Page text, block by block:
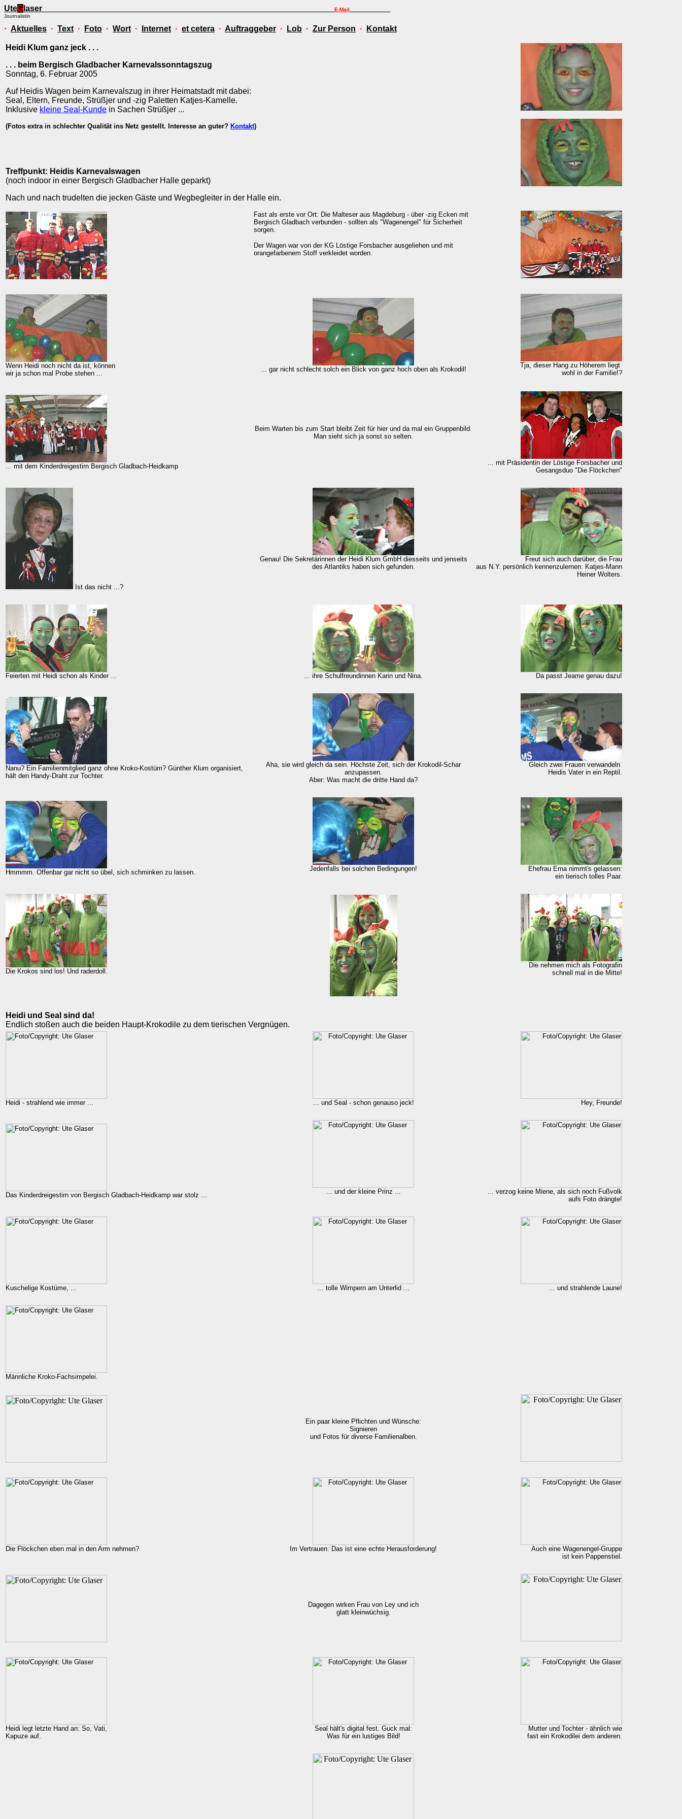
UteG laser
E-Mail
Journalistin
· Aktuelles · Text · Foto · Wort · Internet · et cetera · Auftraggeber · Lob · Zur Person · Kontakt
Heidi Klum ganz jeck . . .
. . . beim Bergisch Gladbacher Karnevalssonntagszug
Sonntag, 6. Februar 2005
Auf Heidis Wagen beim Karnevalszug in ihrer Heimatstadt mit dabei:
Seal, Eltern, Freunde, Strüßjer und -zig Paletten Katjes-Kamelle.
Inklusive kleine Seal-Kunde in Sachen Strüßjer ...
(Fotos extra in schlechter Qualität ins Netz gestellt. Interesse an guter? Kontakt)
Treffpunkt: Heidis Karnevalswagen
(noch indoor in einer Bergisch Gladbacher Halle geparkt)
Nach und nach trudelten die jecken Gäste und Wegbegleiter in der Halle ein.
Fast als erste vor Ort: Die Malteser aus Magdeburg - über -zig Ecken mit
Bergisch Gladbach verbunden - sollten als "Wagenengel" für Sicherheit
sorgen.
Der Wagen war von der KG Löstige Forsbacher ausgeliehen und mit
orangefarbenem Stoff verkleidet worden.
Wenn Heidi noch nicht da ist, können
wir ja schon mal Probe stehen ...
... gar nicht schlecht solch ein Blick von ganz hoch oben als Krokodil!
Tja, dieser Hang zu Höherem liegt
wohl in der Familie!?
... mit dem Kinderdreigestirn Bergisch Gladbach-Heidkamp
Beim Warten bis zum Start bleibt Zeit für hier und da mal ein Gruppenbild.
Man sieht sich ja sonst so selten.
... mit Präsidentin der Löstige Forsbacher und
Gesangsduo "Die Flöckchen"
Ist das nicht ...?
Genau! Die Sekretärinnen der Heidi Klum GmbH diesseits und jenseits
des Atlantiks haben sich gefunden.
Freut sich auch darüber, die Frau
aus N.Y. persönlich kennenzulernen: Katjes-Mann
Heiner Wolters.
Feierten mit Heidi schon als Kinder ... ... ihre Schulfreundinnen Karin und Nina. Da passt Jeame genau dazu!
Nanu? Ein Familienmitglied ganz ohne Kroko-Kostüm? Günther Klum organisiert,
hält den Handy-Draht zur Tochter.
Aha, sie wird gleich da sein. Höchste Zeit, sich der Krokodil-Schar
anzupassen.
Aber: Was macht die dritte Hand da?
Gleich zwei Frauen verwandeln
Heidis Vater in ein Reptil.
Hmmmm. Offenbar gar nicht so übel, sich schminken zu lassen. Jedenfalls bei solchen Bedingungen!
Ehefrau Erna nimmt's gelassen:
ein tierisch tolles Paar.
Die Krokos sind los! Und raderdoll.
Die nehmen mich als Fotografin
schnell mal in die Mitte!
Heidi und Seal sind da!
Endlich stoßen auch die beiden Haupt-Krokodile zu dem tierischen Vergnügen.
Heidi - strahlend wie immer ... ... und Seal - schon genauso jeck! Hey, Freunde!
Das Kinderdreigestirn von Bergisch Gladbach-Heidkamp war stolz ... ... und der kleine Prinz ...
... verzog keine Miene, als sich noch Fußvolk
aufs Foto drängte!
Kuschelige Kostüme, ... ... tolle Wimpern am Unterlid ... ... und strahlende Laune!
Männliche Kroko-Fachsimpelei.
Ein paar kleine Pflichten und Wünsche:
Signieren
und Fotos für diverse Familienalben.
Die Flöckchen eben mal in den Arm nehmen? Im Vertrauen: Das ist eine echte Herausforderung!
Auch eine Wagenengel-Gruppe
ist kein Pappenstiel.
Dagegen wirken Frau von Ley und ich
glatt kleinwüchsig.
Heidi legt letzte Hand an: So, Vati,
Kapuze auf.
Seal hält's digital fest. Guck mal:
Was für ein lustiges Bild!
Mutter und Tochter - ähnlich wie
fast ein Krokodilei dem anderen.